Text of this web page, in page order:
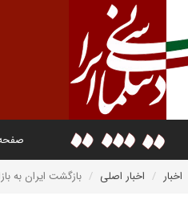
اخبار اخبار اصلی بازگشت ایران به